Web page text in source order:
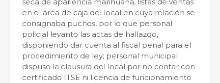
en el área de caja del local en cuya relación se
consignaba puchos, por lo que personal
policial levanto las actas de hallazgo,
disponiendo dar cuenta al fiscal penal para el
procedimiento de ley; personal municipal
dispuso la clausura del local por no contar con
certificado ITSE ni licencia de funcionamiento